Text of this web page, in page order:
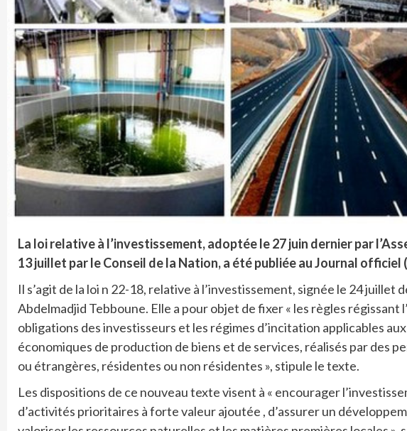
La loi relative à l’investissement, adoptée le 27 juin dernier par
13 juillet par le Conseil de la Nation, a été publiée au Journal officiel
Il s’agit de la loi n 22-18, relative à l’investissement, signée le 24
Abdelmadjid Tebboune. Elle a pour objet de fixer « les règles
obligations des investisseurs et les régimes d’incitation applicables
économiques de production de biens et de services, réalisés par des
ou étrangères, résidentes ou non résidentes », stipule le texte.
Les dispositions de ce nouveau texte visent à « encourager
d’activités prioritaires à forte valeur ajoutée , d’assurer un